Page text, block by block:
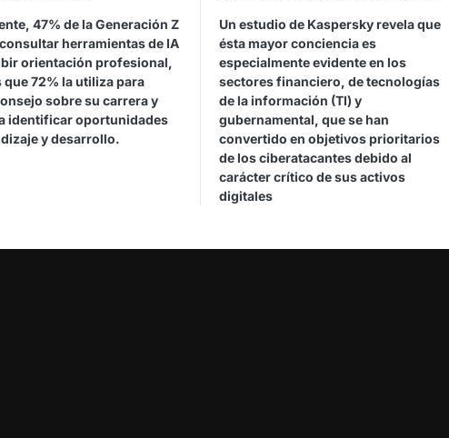
47% de la Generación Z
herramientas de IA
orientación profesional,
que 72% la utiliza para
sobre su carrera y
identificar oportunidades
y desarrollo.
Un estudio de Kaspersky revela que
ésta mayor conciencia es
especialmente evidente en los
sectores financiero, de tecnologías
de la información (TI) y
gubernamental, que se han
convertido en objetivos prioritarios
de los ciberatacantes debido al
carácter crítico de sus activos
digitales